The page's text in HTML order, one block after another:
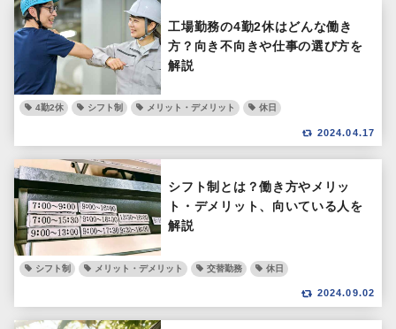
工場勤務の4勤2休はどんな働き
方？向き不向きや仕事の選び方を
解説
4勤2休 シフト制 メリット・デメリット 休日
2024.04.17
シフト制とは？働き方やメリッ
ト・デメリット、向いている人を
解説
シフト制 メリット・デメリット 交替勤務 休日
2024.09.02